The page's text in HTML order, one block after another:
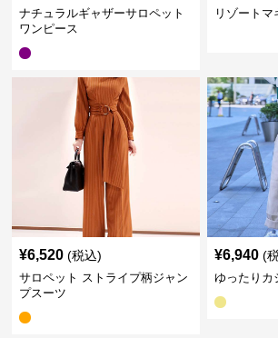
ナチュラルギャザーサロペット
ワンピース
リゾートマ
¥6,520 (税込)
サロペット ストライプ柄ジャン
プスーツ
¥6,940 (
ゆったりカ